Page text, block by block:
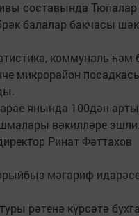
составында Тюпалар
балалар бакчасы
коммуналь һәм
микрорайон
янында 100дән
вәкилләре
Ринат Фәттахов
мәгариф
рәтенә күрсәтә